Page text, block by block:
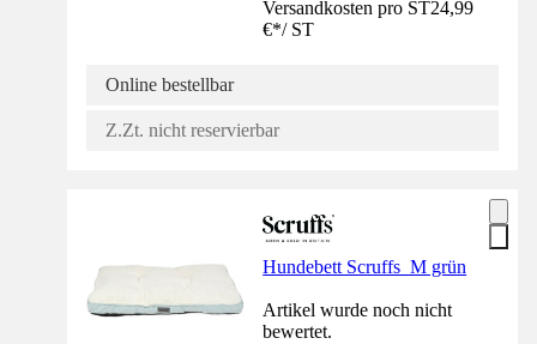
Versandkosten pro ST24,99
€*/ ST
Online bestellbar
Z.Zt. nicht reservierbar
Hundebett Scruffs M grün
Artikel wurde noch nicht
bewertet.